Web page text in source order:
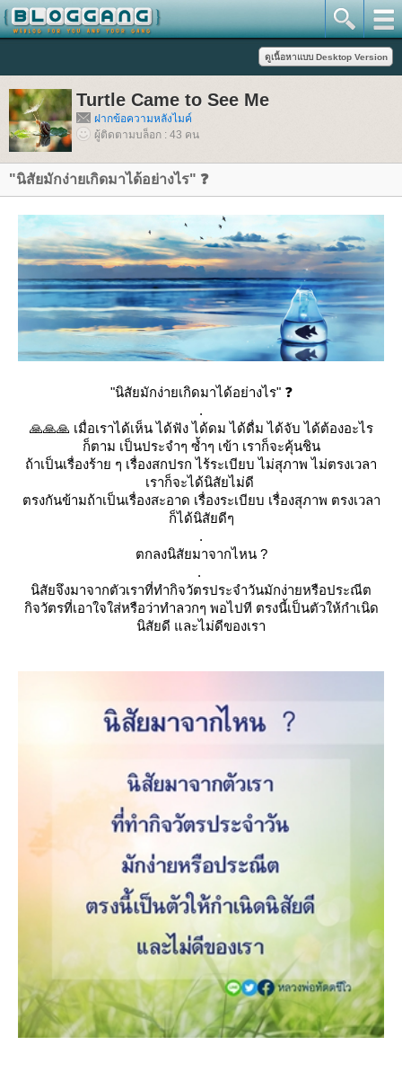
Turtle Came to See Me
ฝากข้อความหลังไมค์
ผู้ติดตามบล็อก : 43 คน
"นิสัยมักง่ายเกิดมาได้อย่างไร" ❓
"นิสัยมักง่ายเกิดมาได้อย่างไร"❓
.
🙏🙏🙏 เมื่อเราได้เห็น ได้ฟัง ได้ดม ได้ดื่ม ได้จับ ได้ต้องอะไร
ก็ตาม เป็นประจำๆ ซ้ำๆ เข้า เราก็จะคุ้นชิน
ถ้าเป็นเรื่องร้าย ๆ เรื่องสกปรก ไร้ระเบียบ ไม่สุภาพ ไม่ตรงเวลา
เราก็จะได้นิสัยไม่ดี
ตรงกันข้ามถ้าเป็นเรื่องสะอาด เรื่องระเบียบ เรื่องสุภาพ ตรงเวลา
ก็ได้นิสัยดีๆ
.
ตกลงนิสัยมาจากไหน ?
.
นิสัยจึงมาจากตัวเราที่ทำกิจวัตรประจำวันมักง่ายหรือประณีต
กิจวัตรที่เอาใจใส่หรือว่าทำลวกๆ พอไปที ตรงนี้เป็นตัวให้กำเนิด
นิสัยดี และไม่ดีของเรา